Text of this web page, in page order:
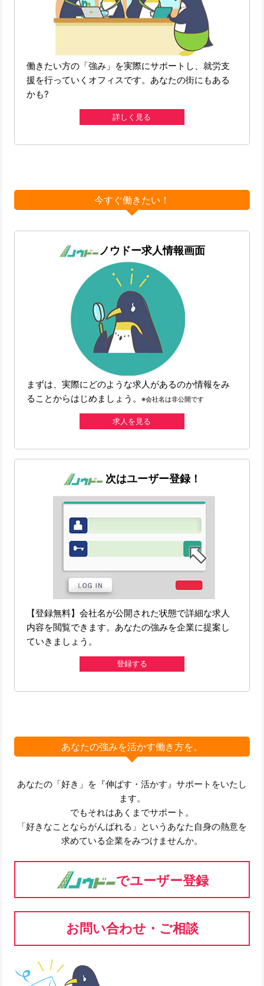
働きたい方の「強み」を実際にサポートし、就労支
援を行っていくオフィスです。あなたの街にもある
かも?
詳しく見る
今すぐ働きたい！
ノウドー求人情報画面
まずは、実際にどのような求人があるのか情報をみ
ることからはじめましょう。※会社名は非公開です
求人を見る
次はユーザー登録！
【登録無料】会社名が公開された状態で詳細な求人
内容を閲覧できます。あなたの強みを企業に提案し
ていきましょう。
登録する
あなたの強みを活かす働き方を。
あなたの「好き」を『伸ばす・活かす』サポートをいたし
ます。
でもそれはあくまでサポート。
「好きなことならがんばれる」というあなた自身の熱意を
求めている企業をみつけませんか。
でユーザー登録
お問い合わせ・ご相談